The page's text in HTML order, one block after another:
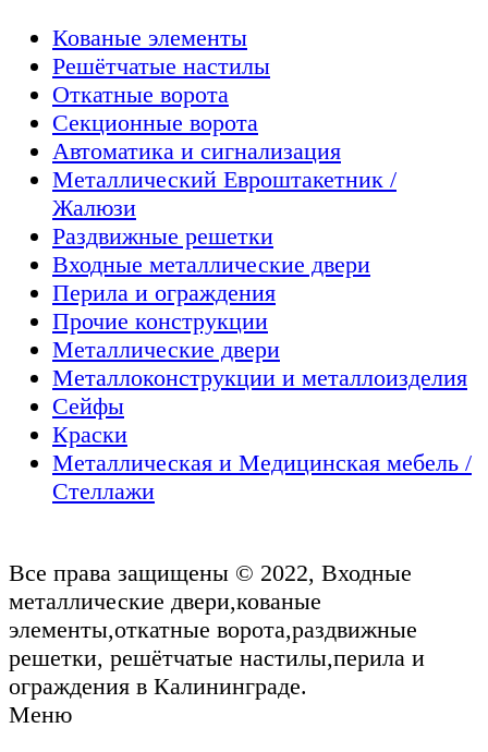
Кованые элементы
Решётчатые настилы
Откатные ворота
Секционные ворота
Автоматика и сигнализация
Металлический Евроштакетник /
Жалюзи
Раздвижные решетки
Входные металлические двери
Перила и ограждения
Прочие конструкции
Металлические двери
Металлоконструкции и металлоизделия
Сейфы
Краски
Металлическая и Медицинская мебель /
Стеллажи
Все права защищены © 2022, Входные
металлические двери,кованые
элементы,откатные ворота,раздвижные
решетки, решётчатые настилы,перила и
ограждения в Калининграде.
Меню